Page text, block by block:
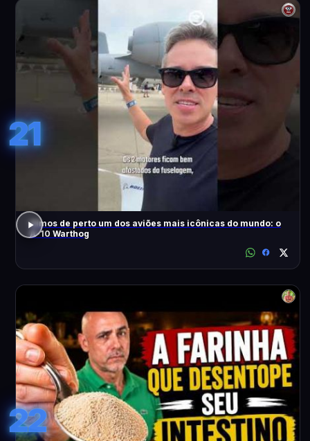
21
Vimos de perto um dos aviões mais icônicas do mundo: o
A-10 Warthog
22